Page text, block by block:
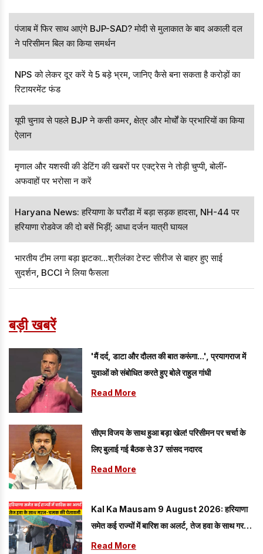
पंजाब में फिर साथ आएंगे BJP-SAD? मोदी से मुलाकात के बाद अकाली दल
ने परिसीमन बिल का किया समर्थन
NPS को लेकर दूर करें ये 5 बड़े भ्रम, जानिए कैसे बना सकता है करोड़ों का
रिटायरमेंट फंड
यूपी चुनाव से पहले BJP ने कसी कमर, क्षेत्र और मोर्चों के प्रभारियों का किया
ऐलान
मृणाल और यशस्वी की डेटिंग की खबरों पर एक्ट्रेस ने तोड़ी चुप्पी, बोलीं-
अफवाहों पर भरोसा न करें
Haryana News: हरियाणा के घरौंडा में बड़ा सड़क हादसा, NH-44 पर
हरियाणा रोडवेज की दो बसें भिड़ीं; आधा दर्जन यात्री घायल
भारतीय टीम लगा बड़ा झटका...श्रीलंका टेस्ट सीरीज से बाहर हुए साई
सुदर्शन, BCCI ने लिया फैसला
बड़ी खबरें
'मैं दर्द, डाटा और दौलत की बात करूंगा...', प्रयागराज में
युवाओं को संबोधित करते हुए बोले राहुल गांधी
Read More
सीएम विजय के साथ हुआ बड़ा खेल! परिसीमन पर चर्चा के
लिए बुलाई गई बैठक से 37 सांसद नदारद
Read More
Kal Ka Mausam 9 August 2026: हरियाणा
समेत कई राज्यों में बारिश का अलर्ट, तेज हवा के साथ गरज-
चमक की चेतावनी
Read More